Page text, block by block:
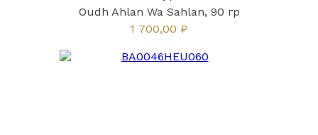
Oudh Ahlan Wa Sahlan, 90 гр
1 700,00 ₽